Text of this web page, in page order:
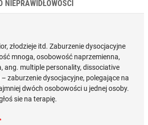
NIEPRAWIDŁOWOŚCI
złodzieje itd. Zaburzenie dysocjacyjne
mnoga, osobowość naprzemienna,
ang. multiple personality, dissociative
zaburzenie dysocjacyjne, polegające na
dwóch osobowości u jednej osoby.
sie na terapię.